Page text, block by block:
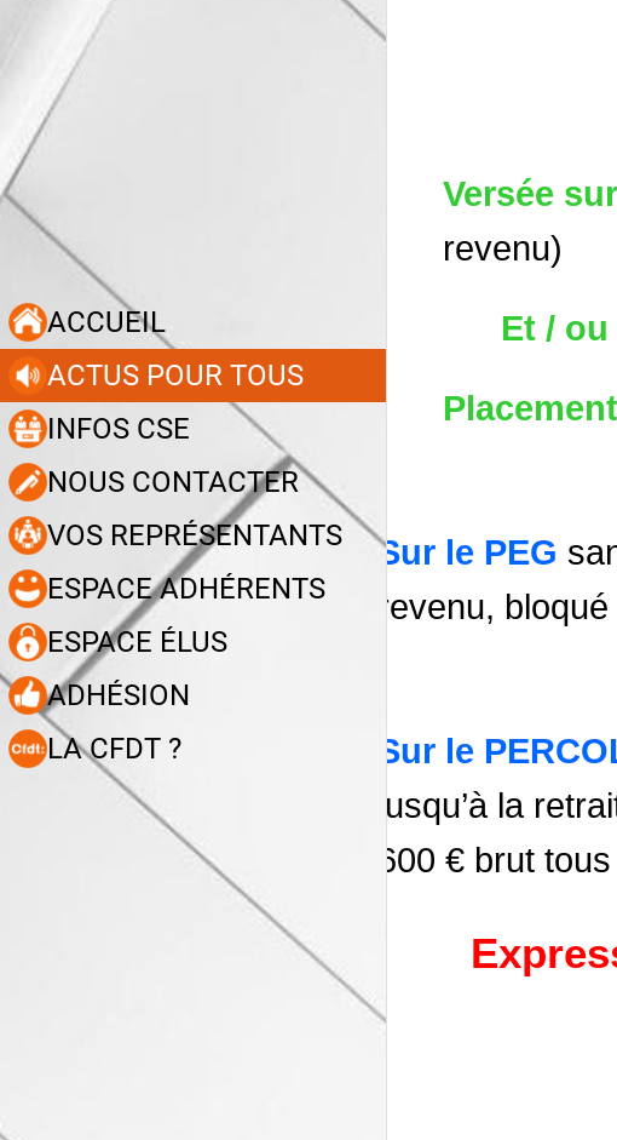
ACCUEIL
ACTUS POUR TOUS
INFOS CSE
NOUS CONTACTER
VOS REPRÉSENTANTS
ESPACE ADHÉRENTS
ESPACE ÉLUS
ADHÉSION
LA CFDT ?
Versée
revenu)
Et / ou
Sur le PEG
revenu,
Sur le
jusqu’à la
600 € brut